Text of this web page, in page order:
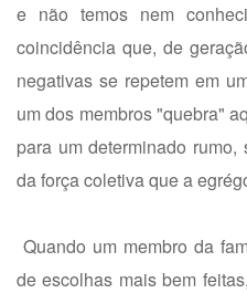
e não temos nem
coincidência que, de
negativas se repetem em
um dos membros "quebra"
para um determinado
da força coletiva que a
Quando um membro da
de escolhas mais bem